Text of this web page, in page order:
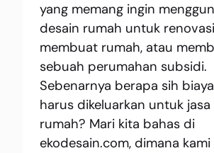
yang memang ingin
desain rumah untuk
membuat rumah, atau
sebuah perumahan subsidi.
Sebenarnya berapa sih
harus dikeluarkan untuk jasa
rumah? Mari kita bahas di
ekodesain.com, dimana kami